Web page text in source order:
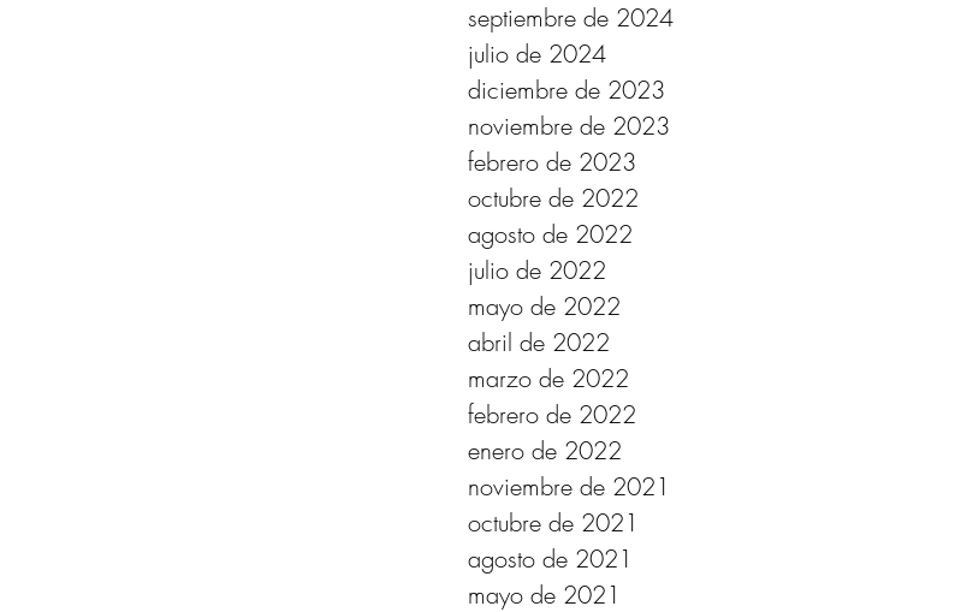
septiembre de 2024
julio de 2024
diciembre de 2023
noviembre de 2023
febrero de 2023
octubre de 2022
agosto de 2022
julio de 2022
mayo de 2022
abril de 2022
marzo de 2022
febrero de 2022
enero de 2022
noviembre de 2021
octubre de 2021
agosto de 2021
mayo de 2021